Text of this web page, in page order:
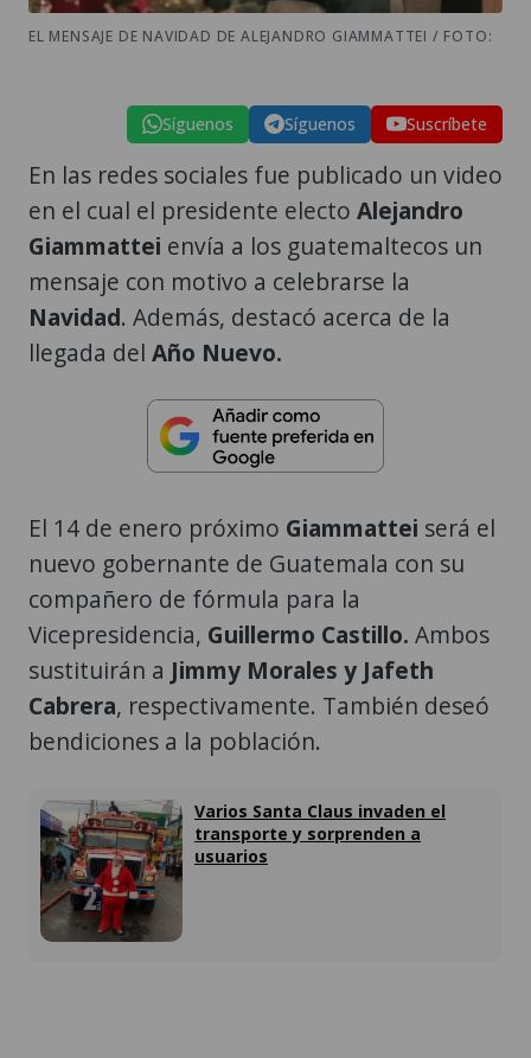
EL MENSAJE DE NAVIDAD DE ALEJANDRO GIAMMATTEI / FOTO:
Síguenos Síguenos Suscríbete
En las redes sociales fue publicado un video
en el cual el presidente electo Alejandro
Giammattei envía a los guatemaltecos un
mensaje con motivo a celebrarse la
Navidad. Además, destacó acerca de la
llegada del Año Nuevo.
El 14 de enero próximo Giammattei será el
nuevo gobernante de Guatemala con su
compañero de fórmula para la
Vicepresidencia, Guillermo Castillo. Ambos
sustituirán a Jimmy Morales y Jafeth
Cabrera, respectivamente. También deseó
bendiciones a la población.
Varios Santa Claus invaden el
transporte y sorprenden a
usuarios